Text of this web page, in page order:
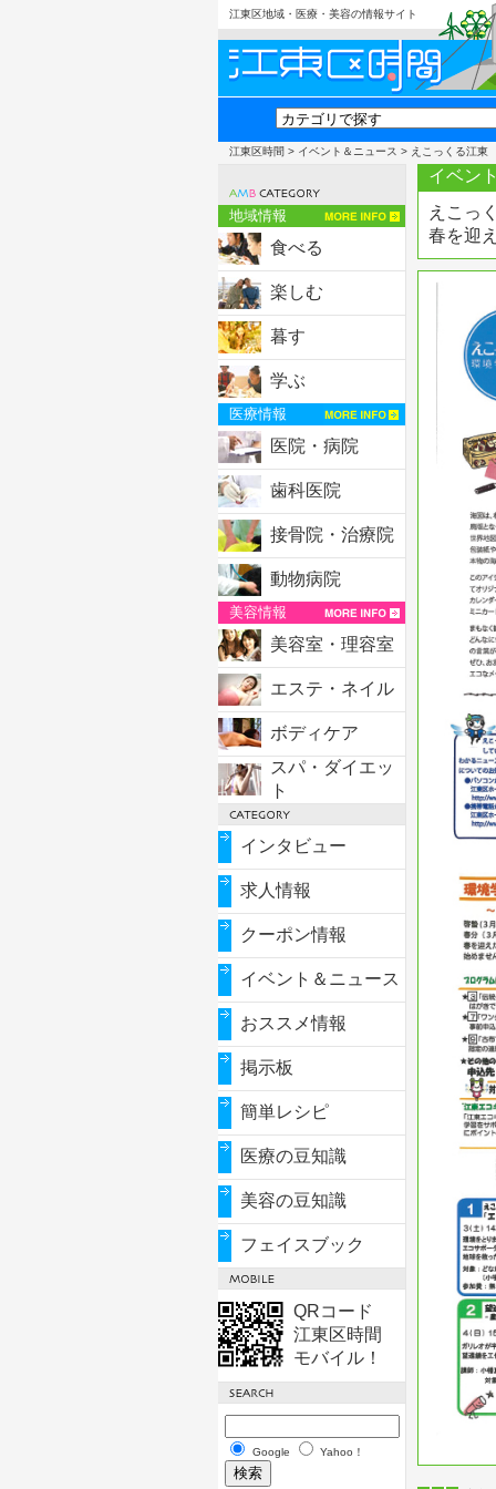
江東区地域・医療・美容の情報サイト
江東区時間 > イベント＆ニュース > えこっくる江東
地域情報
食べる
楽しむ
暮す
学ぶ
医療情報
医院・病院
歯科医院
接骨院・治療院
動物病院
美容情報
美容室・理容室
エステ・ネイル
ボディケア
スパ・ダイエッ
ト
インタビュー
求人情報
クーポン情報
イベント＆ニュース
おススメ情報
掲示板
簡単レシピ
医療の豆知識
美容の豆知識
フェイスブック
QRコード
江東区時間
モバイル！
Google Yahoo！
イベン
えこっ
春を迎